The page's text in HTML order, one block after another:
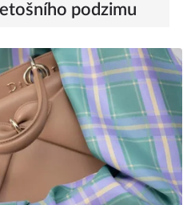
podzimu